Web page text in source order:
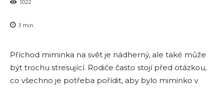
1022
3 min.
Příchod miminka na svět je nádherný, ale také může
být trochu stresující. Rodiče často stojí před otázkou,
co všechno je potřeba pořídit, aby bylo miminko v